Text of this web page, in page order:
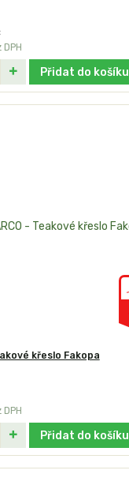
DPH
Přidat do košíku
křeslo Fakopa
DPH
Přidat do košíku